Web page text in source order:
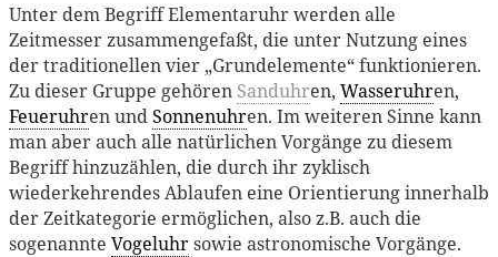
Unter dem Begriff Elementaruhr werden alle
Zeitmesser zusammengefaßt, die unter Nutzung eines
der traditionellen vier „Grundelemente“ funktionieren.
Zu dieser Gruppe gehören Sanduhren, Wasseruhren,
Feueruhren undSonnenuhren. Im weiteren Sinne kann
man aber auch alle natürlichen Vorgänge zu diesem
Begriff hinzuzählen, die durch ihr zyklisch
wiederkehrendes Ablaufen eine Orientierung innerhalb
der Zeitkategorie ermöglichen, also z.B. auch die
sogenannte Vogeluhrsowie astronomische Vorgänge.